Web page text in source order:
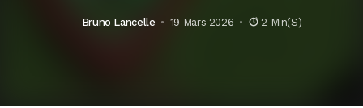
Bruno Lancelle 19 Mars 2026 2 Min(s)